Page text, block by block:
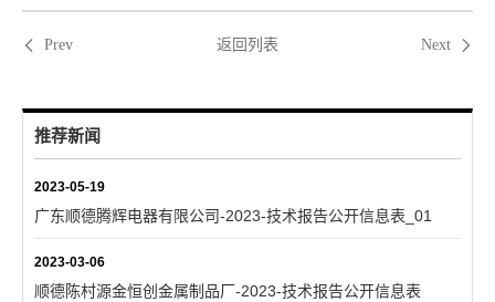
Prev 返回列表 Next
推荐新闻
2023-05-19
广东顺德腾辉电器有限公司-2023-技术报告公开信息表_01
2023-03-06
顺德陈村源金恒创金属制品厂-2023-技术报告公开信息表